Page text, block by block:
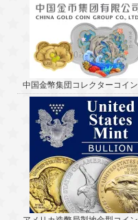
中国金幣集団コレクターコイン